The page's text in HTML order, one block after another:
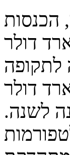
הכנסות
הגיעו ל-19.44 מיליארד דולר
בהשוואה לתקופה
מקוונים היוו 2.6 מיליארד דולר
אחוזים משנה לשנה.